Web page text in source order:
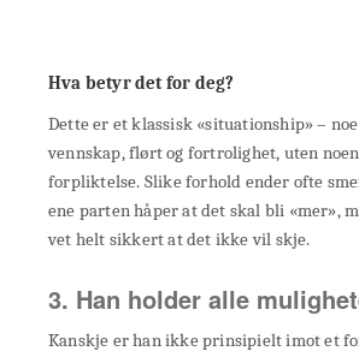
Hva betyr det for deg?
Dette er et klassisk «situationship» –
vennskap, flørt og fortrolighet, uten
forpliktelse. Slike forhold ender ofte
ene parten håper at det skal bli «mer»,
vet helt sikkert at det ikke vil skje.
3. Han holder alle
Kanskje er han ikke prinsipielt imot et